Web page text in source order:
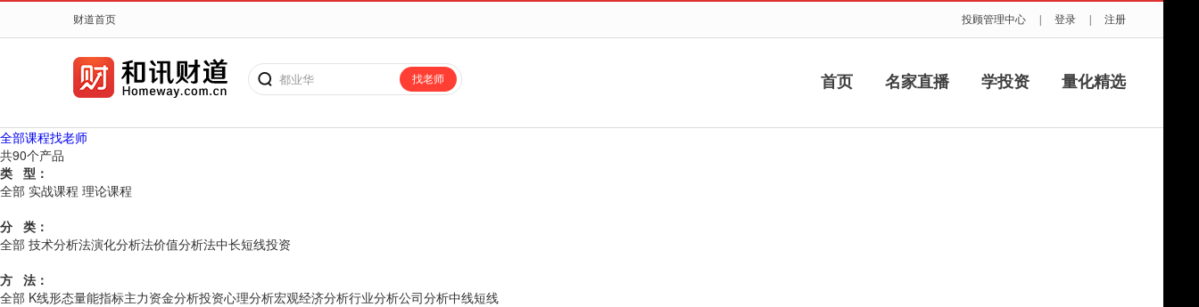
登录 注册
财道首页 投顾管理中心
都业华
搜老师、搜课程
找老师 首页 名家直播 学投资 量化精选
全部课程找老师
共90个产品
类 型：
全部 实战课程 理论课程
分 类：
全部 技术分析法演化分析法价值分析法中长短线投资
方 法：
全部 K线形态量能指标主力资金分析投资心理分析宏观经济分析行业分析公司分析中线短线